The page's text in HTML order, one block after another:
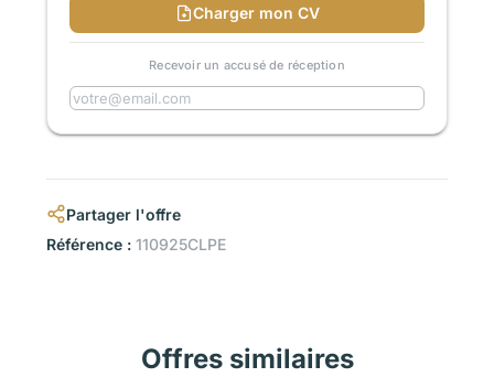
Charger mon CV
Recevoir un accusé de réception
Partager l'offre
Référence : 110925CLPE
Offres similaires